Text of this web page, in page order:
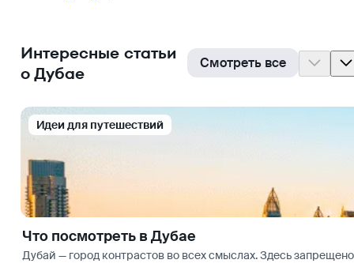
Интересные статьи
о Дубае
Смотреть все
Идеи для путешествий
Что посмотреть в Дубае
Дубай — город контрастов во всех смыслах. Здесь